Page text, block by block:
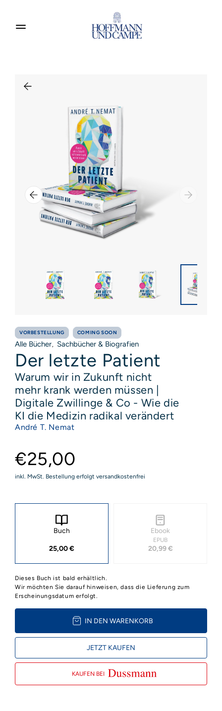
Produkte entdecken
VORBESTELLUNG COMING SOON
Alle Bücher, Sachbücher & Biografien
Der letzte Patient
Warum wir in Zukunft nicht
mehr krank werden müssen |
Digitale Zwillinge & Co - Wie die
KI die Medizin radikal verändert
André T. Nemat
€25,00
inkl. MwSt. Bestellung erfolgt versandkostenfrei
Buch
25,00 €
Ebook
EPUB
20,99 €
Dieses Buch ist bald erhältlich.
Wir möchten Sie darauf hinweisen, dass die Lieferung zum
Erscheinungsdatum erfolgt.
IN DEN WARENKORB
JETZT KAUFEN
KAUFEN BEI